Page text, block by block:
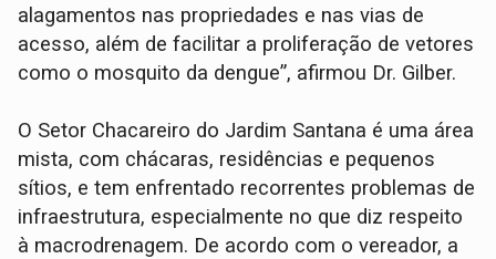
alagamentos nas propriedades e nas vias de
acesso, além de facilitar a proliferação de vetores
como o mosquito da dengue”, afirmou Dr. Gilber.
O Setor Chacareiro do Jardim Santana é uma área
mista, com chácaras, residências e pequenos
sítios, e tem enfrentado recorrentes problemas de
infraestrutura, especialmente no que diz respeito
à macrodrenagem. De acordo com o vereador, a